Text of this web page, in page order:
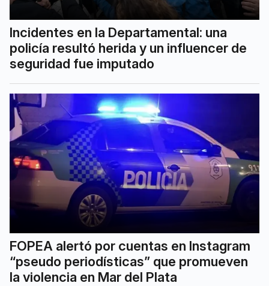
Incidentes en la Departamental: una
policía resultó herida y un influencer de
seguridad fue imputado
FOPEA alertó por cuentas en Instagram
“pseudo periodísticas” que promueven
la violencia en Mar del Plata